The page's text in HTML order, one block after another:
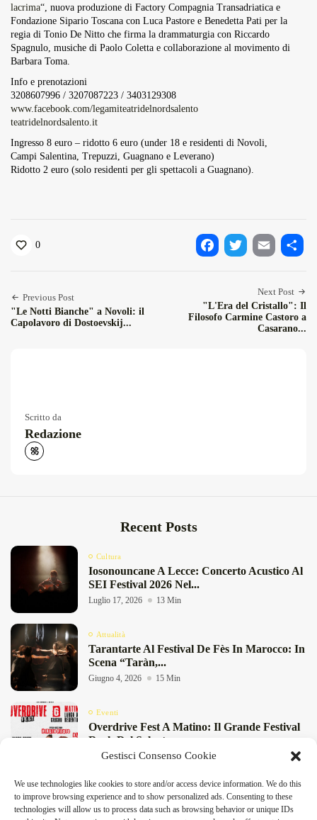
Gestisci Consenso Cookie
We use technologies like cookies to store and/or access device information. We do this
to improve browsing experience and to show personalized ads. Consenting to these
technologies will allow us to process data such as browsing behavior or unique IDs
lacrima“, nuova produzione di Factory Compagnia Transadriatica e
Fondazione Sipario Toscana con Luca Pastore e Benedetta Pati per la
regia di Tonio De Nitto che firma la drammaturgia con Riccardo
Spagnulo, musiche di Paolo Coletta e collaborazione al movimento di
Barbara Toma.
Info e prenotazioni
3208607996 / 3207087223 / 3403129308
www.facebook.com/legamiteatridelnordsalento
teatridelnordsalento.it
Ingresso 8 euro – ridotto 6 euro (under 18 e residenti di Novoli,
Campi Salentina, Trepuzzi, Guagnano e Leverano)
Ridotto 2 euro (solo residenti per gli spettacoli a Guagnano).
0
Previous Post
"Le Notti Bianche" a Novoli: il
Capolavoro di Dostoevskij...
Next Post
"L'Era del Cristallo": Il
Filosofo Carmine Castoro a
Casarano...
Scritto da
Redazione
Recent Posts
Cultura
Iosonouncane A Lecce: Concerto Acustico Al
SEI Festival 2026 Nel...
Luglio 17, 2026 13 Min
Attualità
Tarantarte Al Festival De Fès In Marocco: In
Scena “Taràn,...
Giugno 4, 2026 15 Min
Eventi
Overdrive Fest A Matino: Il Grande Festival
Rock Del Salento...
Maggio 29, 2026 4 Min
“Pensieri Divergenti” A Lecce: Nabil Bey